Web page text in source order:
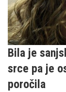
Bila je
srce pa je
poročila